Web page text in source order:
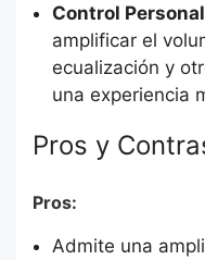
Control
amplificar el
ecualización y
una experiencia
Pros y
Pros:
Admite una